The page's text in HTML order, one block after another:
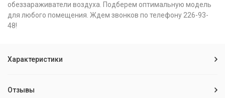
обеззараживатели воздуха. Подберем оптимальную модель
для любого помещения. Ждем звонков по телефону 226-93-
48!
Характеристики
Отзывы